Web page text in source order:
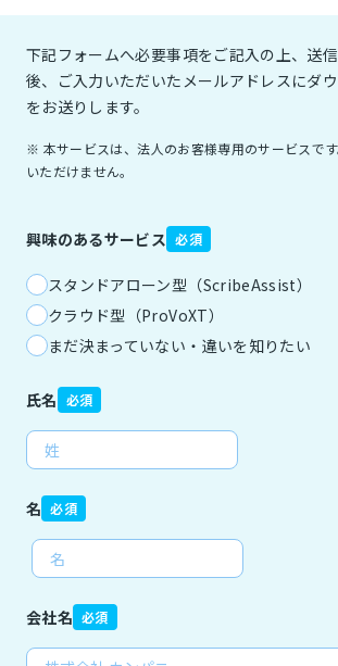
下記フォームへ必要事項をご記入の上、送
後、ご入力いただいたメールアドレスにダ
をお送りします。
※ 本サービスは、法人のお客様専用のサービスで
いただけません。